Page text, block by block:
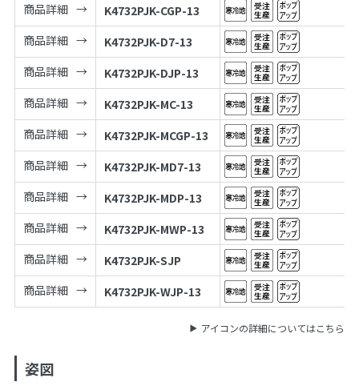
商品詳細
K4732PJK-CGP-13
商品詳細
K4732PJK-D7-13
商品詳細
K4732PJK-DJP-13
商品詳細
K4732PJK-MC-13
商品詳細
K4732PJK-MCGP-13
商品詳細
K4732PJK-MD7-13
商品詳細
K4732PJK-MDP-13
商品詳細
K4732PJK-MWP-13
商品詳細
K4732PJK-SJP
商品詳細
K4732PJK-WJP-13
アイコンの詳細についてはこちら
姿図